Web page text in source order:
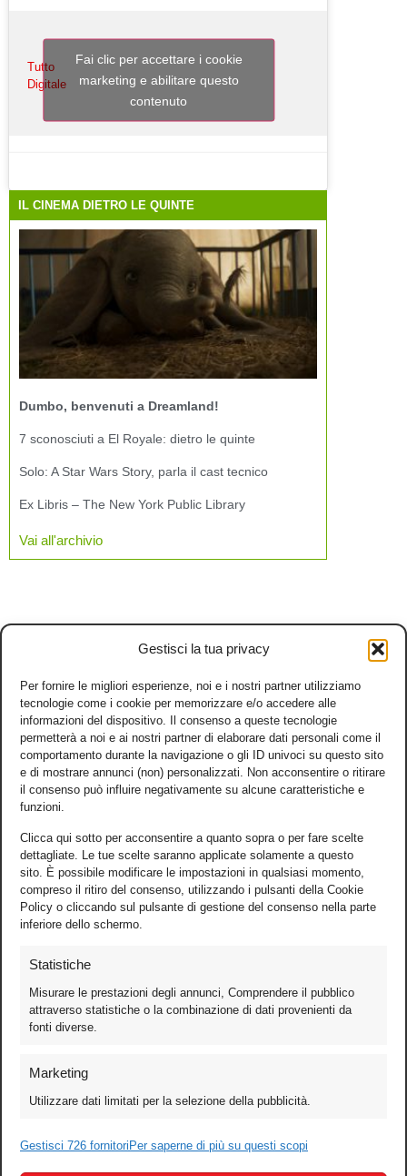
Gestisci la tua privacy
Per fornire le migliori esperienze, noi e i nostri partner utilizziamo
tecnologie come i cookie per memorizzare e/o accedere alle
informazioni del dispositivo. Il consenso a queste tecnologie
permetterà a noi e ai nostri partner di elaborare dati personali come il
comportamento durante la navigazione o gli ID univoci su questo sito
e di mostrare annunci (non) personalizzati. Non acconsentire o ritirare
il consenso può influire negativamente su alcune caratteristiche e
funzioni.
Clicca qui sotto per acconsentire a quanto sopra o per fare scelte
dettagliate. Le tue scelte saranno applicate solamente a questo
sito. È possibile modificare le impostazioni in qualsiasi momento,
compreso il ritiro del consenso, utilizzando i pulsanti della Cookie
Policy o cliccando sul pulsante di gestione del consenso nella parte
inferiore dello schermo.
Statistiche
Misurare le prestazioni degli annunci, Comprendere il pubblico
attraverso statistiche o la combinazione di dati provenienti da
fonti diverse.
Marketing
Utilizzare dati limitati per la selezione della pubblicità.
Gestisci 726 fornitori Per saperne di più su questi scopi
Tutto
Digitale
Fai clic per accettare i cookie
marketing e abilitare questo
contenuto
IL CINEMA DIETRO LE QUINTE
Dumbo, benvenuti a Dreamland!
7 sconosciuti a El Royale: dietro le quinte
Solo: A Star Wars Story, parla il cast tecnico
Ex Libris – The New York Public Library
Vai all'archivio
Games
Test